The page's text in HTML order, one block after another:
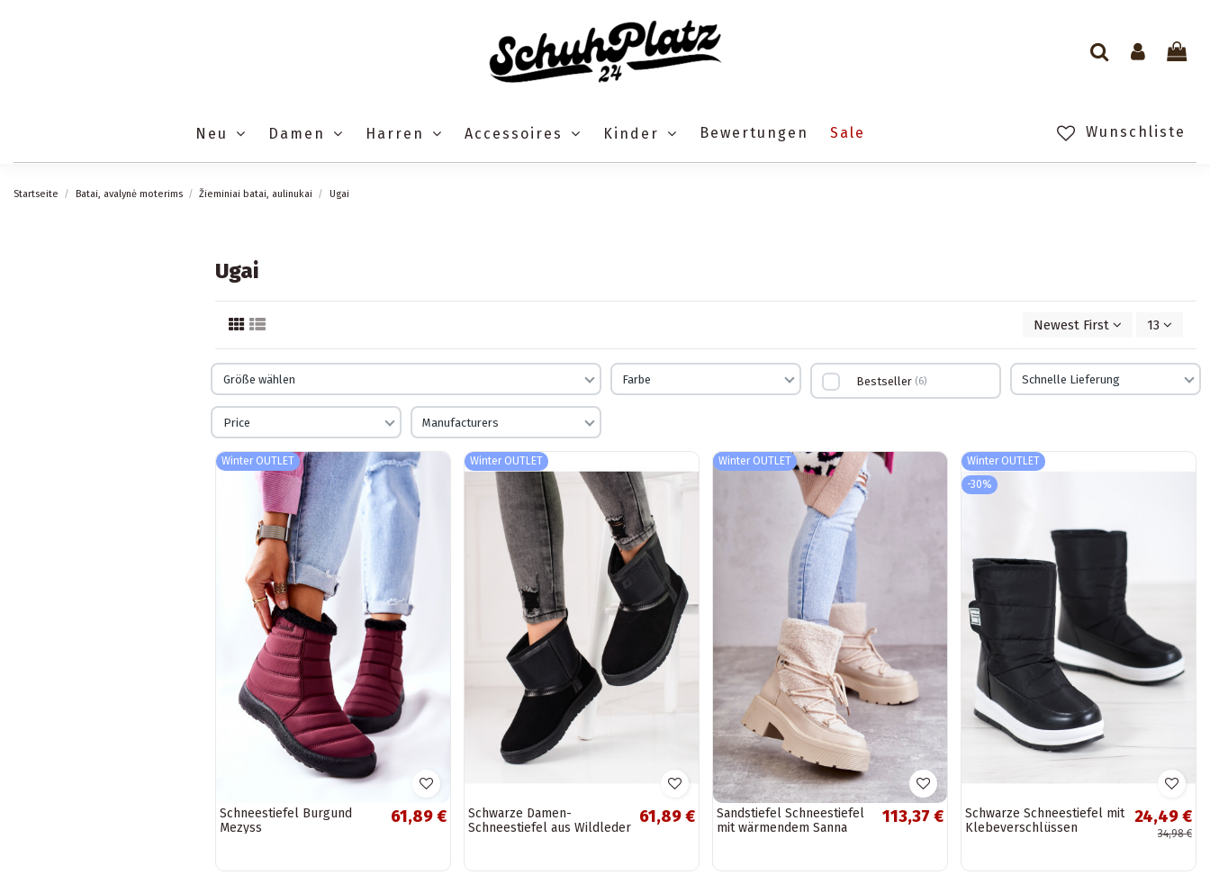
Neu Damen Harren Accessoires Kinder Bewertungen Wunschliste
Sale
Startseite Batai, avalynė moterims Žieminiai batai, aulinukai Ugai
Ugai
Newest First 13
Größe wählen Farbe Bestseller 6 Schnelle Lieferung
Price Manufacturers
Winter OUTLET
Schneestiefel Burgund
Mezyss
61,89 €
Winter OUTLET
Schwarze Damen-
Schneestiefel aus Wildleder
61,89 €
Winter OUTLET
Sandstiefel Schneestiefel
mit wärmendem Sanna
113,37 €
Winter OUTLET
-30%
Schwarze Schneestiefel mit
Klebeverschlüssen
24,49 €
34,98 €